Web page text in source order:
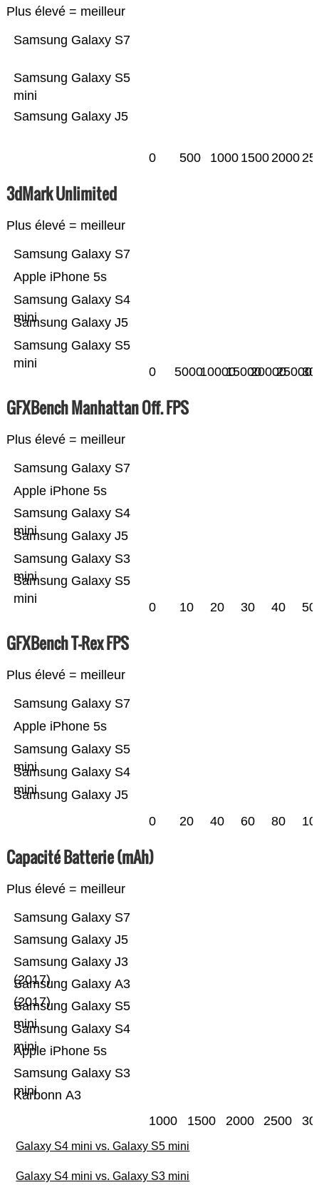
Plus élevé = meilleur
Samsung Galaxy J5
Samsung Galaxy S5
mini
Samsung Galaxy S7
0 500 1000 15002000
3dMark Unlimited
Plus élevé = meilleur
Samsung Galaxy S5
mini
Samsung Galaxy J5
Samsung Galaxy S4
mini
Apple iPhone 5s
Samsung Galaxy S7
0 500010000150002000025000
GFXBench Manhattan Off. FPS
Plus élevé = meilleur
Samsung Galaxy S5
mini
Samsung Galaxy S3
mini
Samsung Galaxy J5
Samsung Galaxy S4
mini
Apple iPhone 5s
Samsung Galaxy S7
0 10 20 30 40 50
GFXBench T-Rex FPS
Plus élevé = meilleur
Samsung Galaxy J5
Samsung Galaxy S4
mini
Samsung Galaxy S5
mini
Apple iPhone 5s
Samsung Galaxy S7
0 20 40 60 80
Capacité Batterie (mAh)
Plus élevé = meilleur
Karbonn A3
Samsung Galaxy S3
mini
Apple iPhone 5s
Samsung Galaxy S4
mini
Samsung Galaxy S5
mini
Samsung Galaxy A3
(2017)
Samsung Galaxy J3
(2017)
Samsung Galaxy J5
Samsung Galaxy S7
1000 1500 2000 2500
Galaxy S4 mini vs. Galaxy S5 mini
Galaxy S4 mini vs. Galaxy S3 mini